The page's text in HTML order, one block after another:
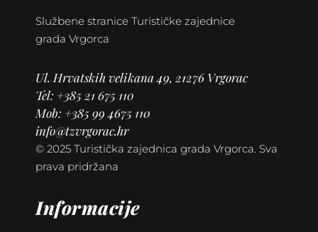
Službene stranice Turističke zajednice
grada Vrgorca
Ul. Hrvatskih velikana 49, 21276 Vrgorac
Tel: +385 21675 110
Mob: +385 99 4675 110
info@tzvrgorac.hr
© 2025 Turistička zajednica grada Vrgorca. Sva
prava pridržana
Informacije